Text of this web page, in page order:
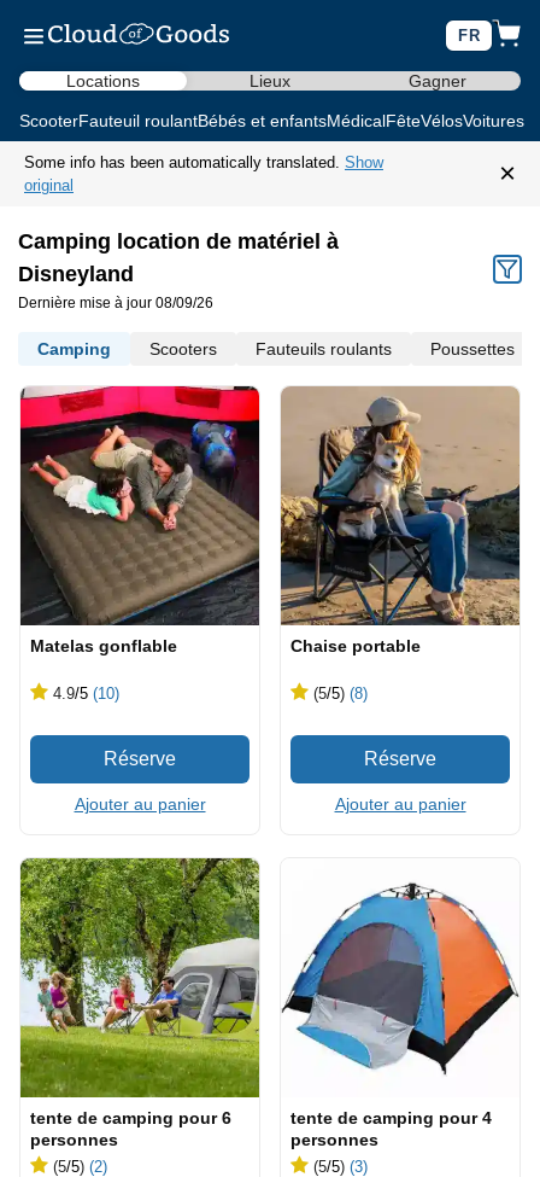
FR
Locations Lieux Gagner
ScooterFauteuil roulantBébés et enfantsMédicalFêteVélosVoitures
Some info has been automatically translated. Show
original
×
Camping location de matériel à
Disneyland
Dernière mise à jour 08/09/26
Camping Scooters Fauteuils roulants Poussettes
Matelas gonflable
4.9/5 (10)
Ajouter au panier
Chaise portable
(5/5) (8)
Ajouter au panier
tente de camping pour 6
personnes
(5/5) (2)
tente de camping pour 4
personnes
(5/5) (3)